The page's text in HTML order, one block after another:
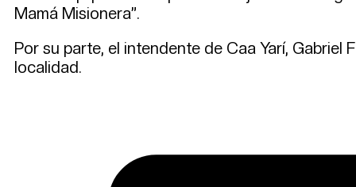
Mamá Misionera”.
Por su parte, el intendente de Caa Yarí,
localidad.